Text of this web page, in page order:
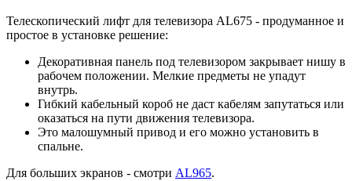
Телескопический лифт для телевизора AL675 - продуманное и
простое в установке решение:
Декоративная панель под телевизором закрывает нишу в
рабочем положении. Мелкие предметы не упадут
внутрь.
Гибкий кабельный короб не даст кабелям запутаться или
оказаться на пути движения телевизора.
Это малошумный привод и его можно установить в
спальне.
Для больших экранов - смотри AL965.